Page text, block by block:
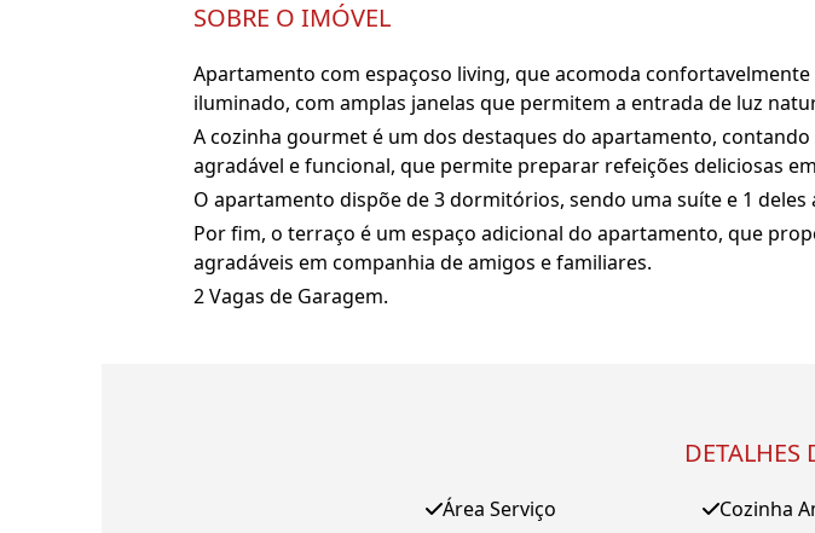
SOBRE O IMÓVEL
Apartamento com espaçoso living, que acomoda
iluminado, com amplas janelas que permitem a entrada de luz
A cozinha gourmet é um dos destaques do apartamento,
agradável e funcional, que permite preparar refeições deliciosas
O apartamento dispõe de 3 dormitórios, sendo uma suíte e 1
Por fim, o terraço é um espaço adicional do apartamento, que
agradáveis em companhia de amigos e familiares.
2 Vagas de Garagem.
Área Serviço
Cozinha